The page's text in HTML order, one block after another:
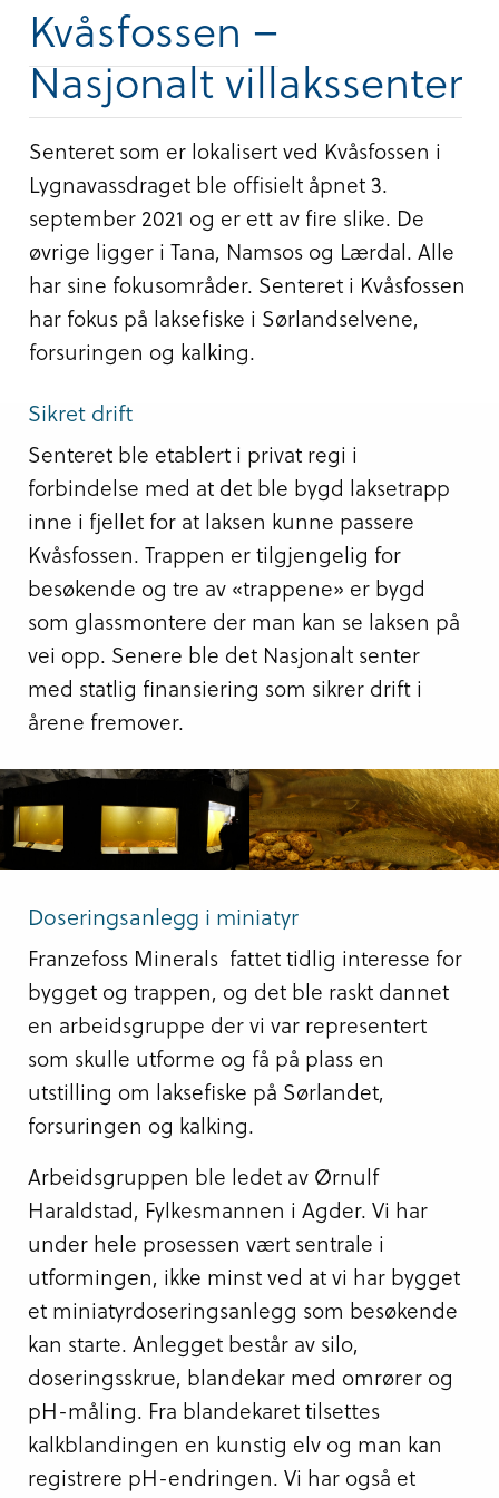
Kvåsfossen –
Nasjonalt villakssenter
Senteret som er lokalisert ved Kvåsfossen i
Lygnavassdraget ble offisielt åpnet 3.
september 2021 og er ett av fire slike. De
øvrige ligger i Tana, Namsos og Lærdal. Alle
har sine fokusområder. Senteret i Kvåsfossen
har fokus på laksefiske i Sørlandselvene,
forsuringen og kalking.
Sikret drift
Senteret ble etablert i privat regi i
forbindelse med at det ble bygd laksetrapp
inne i fjellet for at laksen kunne passere
Kvåsfossen. Trappen er tilgjengelig for
besøkende og tre av «trappene» er bygd
som glassmontere der man kan se laksen på
vei opp. Senere ble det Nasjonalt senter
med statlig finansiering som sikrer drift i
årene fremover.
Doseringsanlegg i miniatyr
Franzefoss Minerals fattet tidlig interesse for
bygget og trappen, og det ble raskt dannet
en arbeidsgruppe der vi var representert
som skulle utforme og få på plass en
utstilling om laksefiske på Sørlandet,
forsuringen og kalking.
Arbeidsgruppen ble ledet av Ørnulf
Haraldstad, Fylkesmannen i Agder. Vi har
under hele prosessen vært sentrale i
utformingen, ikke minst ved at vi har bygget
et miniatyrdoseringsanlegg som besøkende
kan starte. Anlegget består av silo,
doseringsskrue, blandekar med omrører og
pH-måling. Fra blandekaret tilsettes
kalkblandingen en kunstig elv og man kan
registrere pH-endringen. Vi har også et